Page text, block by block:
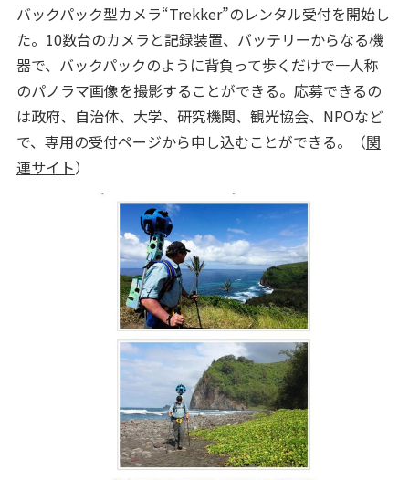
バックパック型カメラ“Trekker”のレンタル受付を開始し
た。10数台のカメラと記録装置、バッテリーからなる機
器で、バックパックのように背負って歩くだけで一人称
のパノラマ画像を撮影することができる。応募できるの
は政府、自治体、大学、研究機関、観光協会、NPOなど
で、専用の受付ページから申し込むことができる。（関
連サイト）